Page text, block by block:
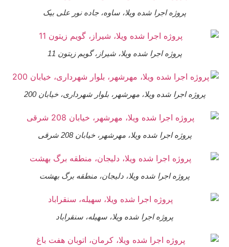
پروژه اجرا شده ویلا، ساوه، جاده نور علی بیک
پروژه اجرا شده ویلا، شیراز، گویم زیتون 11
پروژه اجرا شده ویلا، مهرشهر، بلوار شهرداری، خیابان 200
پروژه اجرا شده ویلا، مهرشهر، خیابان 208 شرقی
پروژه اجرا شده ویلا، دلیجان، منطقه برگ بهشت
پروژه اجرا شده ویلا، سهیله، سنقراباد